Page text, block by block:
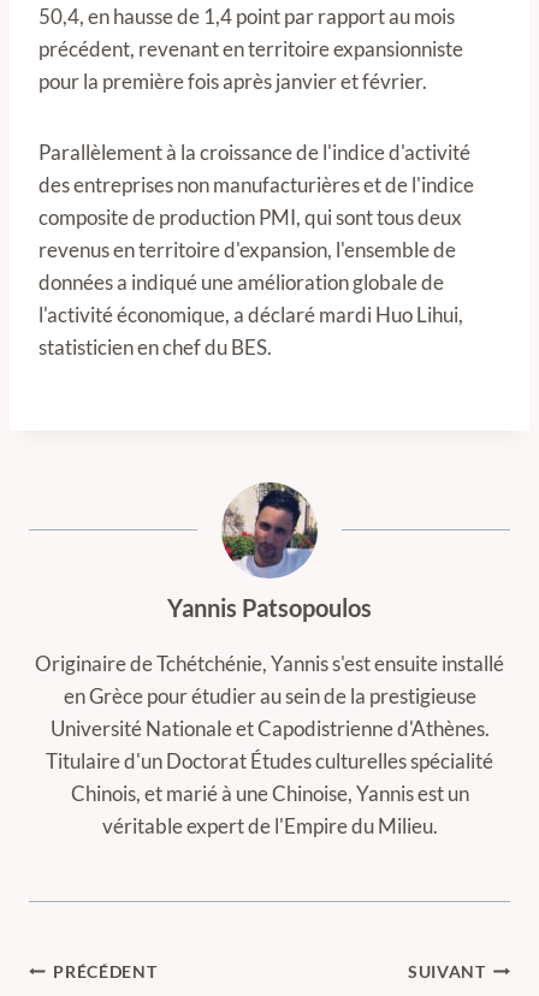
50,4, en hausse de 1,4 point par rapport au mois
précédent, revenant en territoire expansionniste
pour la première fois après janvier et février.
Parallèlement à la croissance de l'indice d'activité
des entreprises non manufacturières et de l'indice
composite de production PMI, qui sont tous deux
revenus en territoire d'expansion, l'ensemble de
données a indiqué une amélioration globale de
l'activité économique, a déclaré mardi Huo Lihui,
statisticien en chef du BES.
Yannis Patsopoulos
Originaire de Tchétchénie, Yannis s'est ensuite installé
en Grèce pour étudier au sein de la prestigieuse
Université Nationale et Capodistrienne d'Athènes.
Titulaire d'un Doctorat Études culturelles spécialité
Chinois, et marié à une Chinoise, Yannis est un
véritable expert de l'Empire du Milieu.
Navigation
PRÉCÉDENT SUIVANT